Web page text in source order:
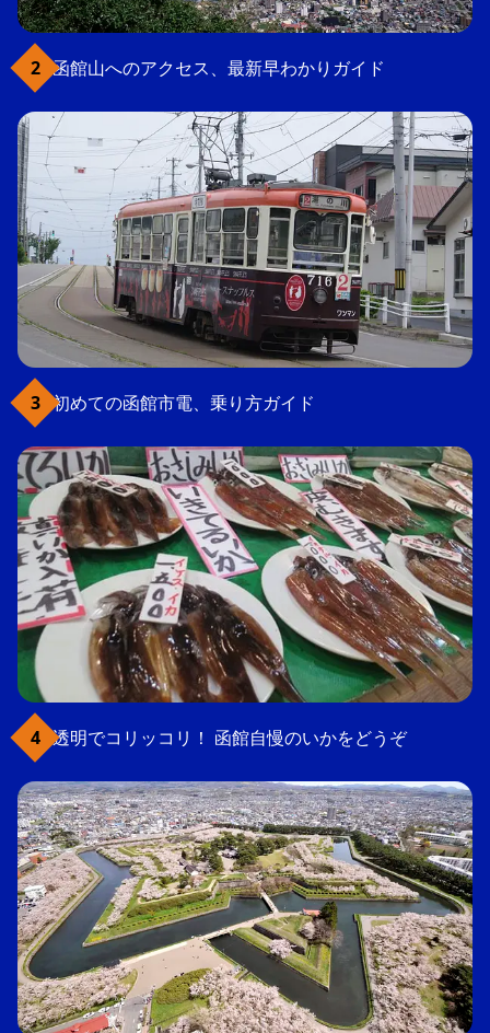
函館山へのアクセス、最新早わかりガイド
初めての函館市電、乗り方ガイド
透明でコリッコリ！ 函館自慢のいかをどうぞ